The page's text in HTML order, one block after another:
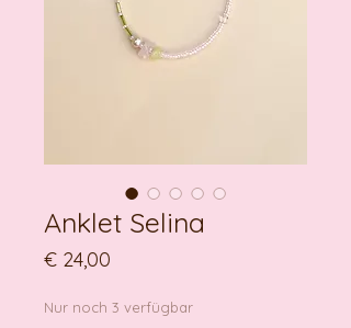
Anklet Selina
€ 24,00
Nur noch 3 verfügbar